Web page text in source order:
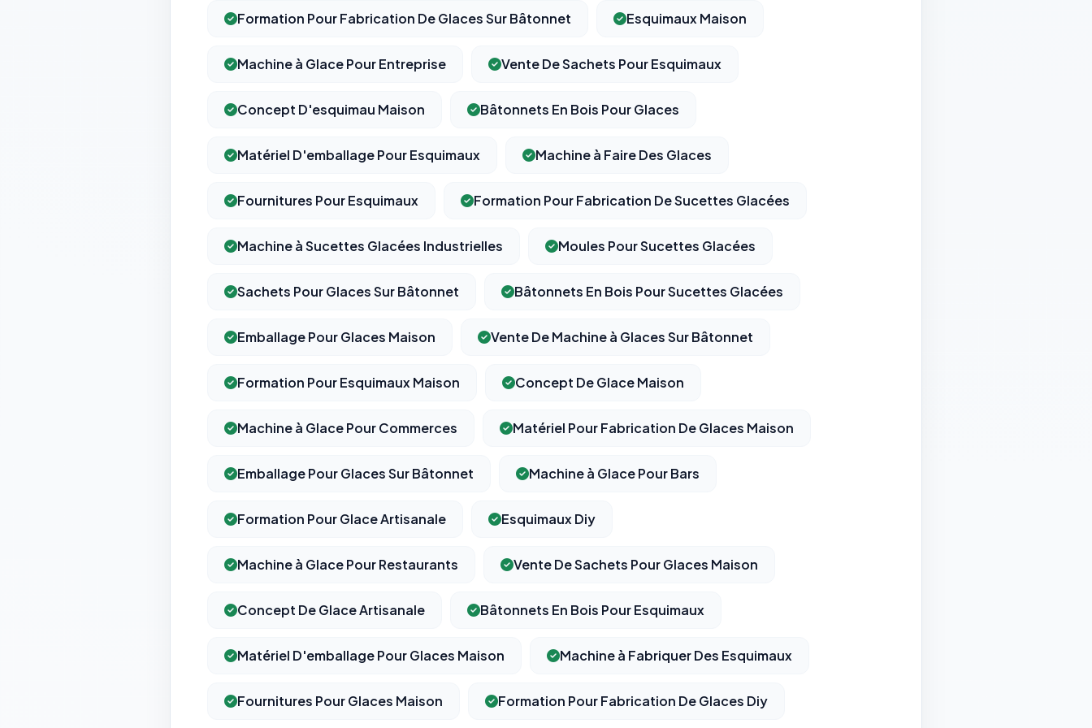
Formation Pour Fabrication De Glaces Sur Bâtonnet Esquimaux Maison
Machine à Glace Pour Entreprise Vente De Sachets Pour Esquimaux
Concept D'esquimau Maison Bâtonnets En Bois Pour Glaces
Matériel D'emballage Pour Esquimaux Machine à Faire Des Glaces
Fournitures Pour Esquimaux Formation Pour Fabrication De Sucettes Glacées
Machine à Sucettes Glacées Industrielles Moules Pour Sucettes Glacées
Sachets Pour Glaces Sur Bâtonnet Bâtonnets En Bois Pour Sucettes Glacées
Emballage Pour Glaces Maison Vente De Machine à Glaces Sur Bâtonnet
Formation Pour Esquimaux Maison Concept De Glace Maison
Machine à Glace Pour Commerces Matériel Pour Fabrication De Glaces Maison
Emballage Pour Glaces Sur Bâtonnet Machine à Glace Pour Bars
Formation Pour Glace Artisanale Esquimaux Diy
Machine à Glace Pour Restaurants Vente De Sachets Pour Glaces Maison
Concept De Glace Artisanale Bâtonnets En Bois Pour Esquimaux
Matériel D'emballage Pour Glaces Maison Machine à Fabriquer Des Esquimaux
Fournitures Pour Glaces Maison Formation Pour Fabrication De Glaces Diy